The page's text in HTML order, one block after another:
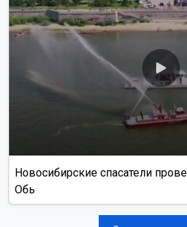
Новосибирские спасатели
Обь